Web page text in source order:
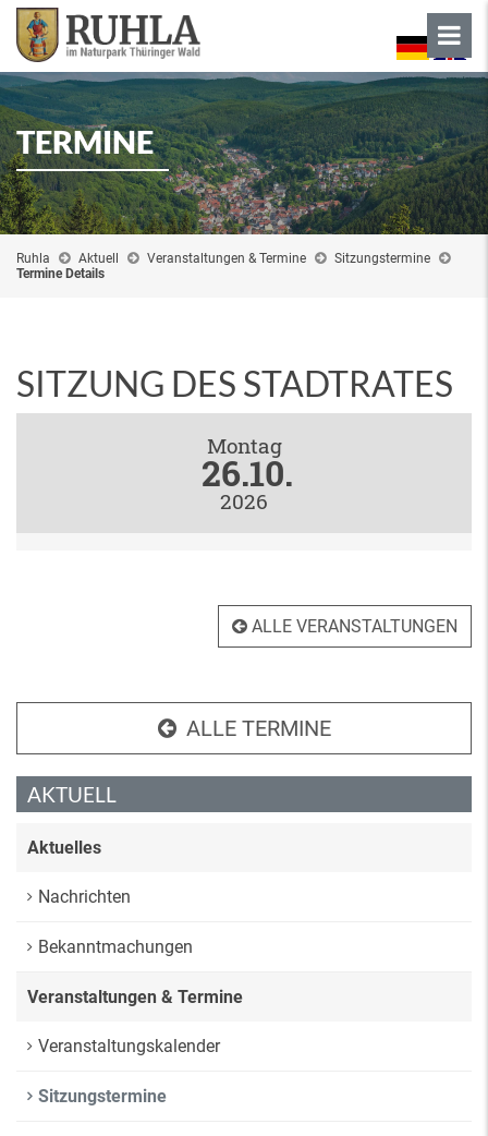
TERMINE
Ruhla Aktuell Veranstaltungen & Termine
Sitzungstermine
Termine Details
SITZUNG DES STADTRATES
Montag
26.10.
2026
ALLE VERANSTALTUNGEN
ALLE TERMINE
AKTUELL
Aktuelles
Nachrichten
Bekanntmachungen
Veranstaltungen & Termine
Veranstaltungskalender
Sitzungstermine